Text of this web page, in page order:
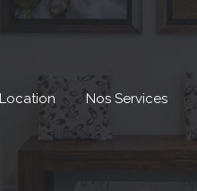
Location Nos Services